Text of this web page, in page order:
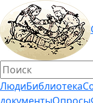
ЛюдиБиблиотека